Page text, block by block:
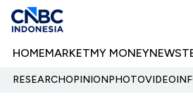
HOMEMARKETMY MONEYNEWS
RESEARCHOPINIONPHOTOVIDEO